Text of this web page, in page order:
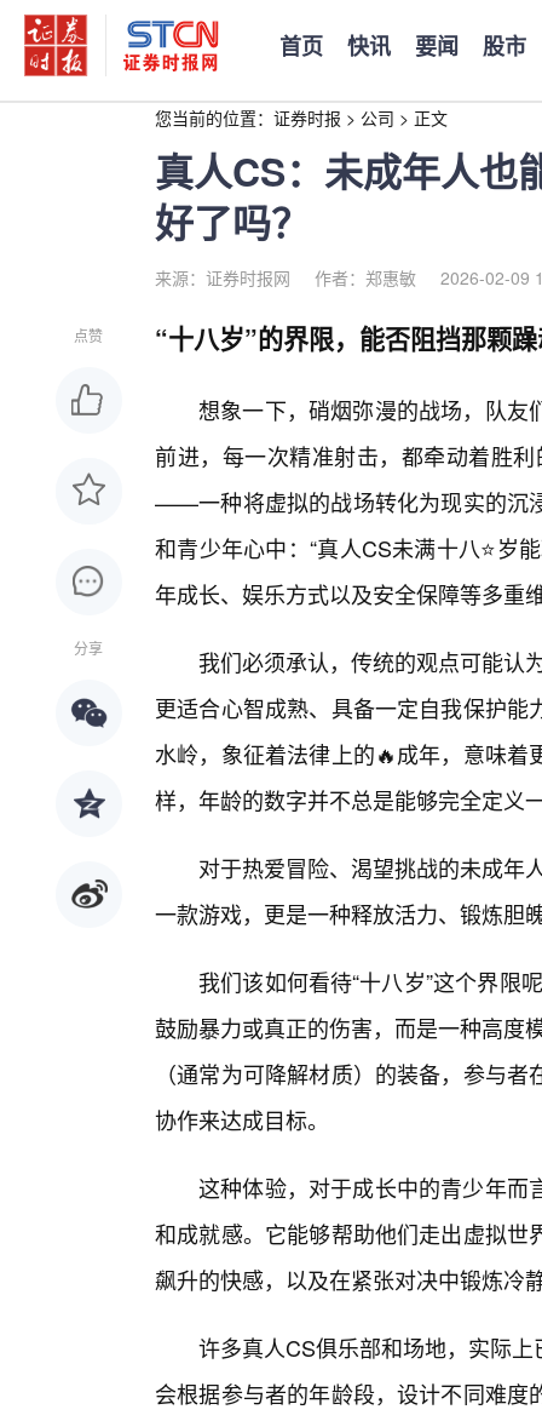
首页 快讯 要闻 股市
您当前的位置： 证券时报 > 公司 > 正文
真人CS：未成年人也
好了吗？
来源：证券时报网 作者：郑惠敏 2026-02-09
点赞
分享
“十八岁”的界限，能否阻挡那颗
想象一下，硝烟弥漫的战场，队友
前进，每一次精准射击，都牵动着胜
——一种将虚拟的战场转化为现实的沉
和青少年心中：“真人CS未满十八⭐岁
年成长、娱乐方式以及安全保障等多重
我们必须承认，传统的观点可能认
更适合心智成熟、具备一定自我保护
水岭，象征着法律上的🔥成年，意味
样，年龄的数字并不总是能够完全定义
对于热爱冒险、渴望挑战的未成年
一款游戏，更是一种释放活力、锻炼胆
我们该如何看待“十八岁”这个界限
鼓励暴力或真正的伤害，而是一种高度
（通常为可降解材质）的装备，参与
协作来达成目标。
这种体验，对于成长中的青少年而
和成就感。它能够帮助他们走出虚拟
飙升的快感，以及在紧张对决中锻炼冷
许多真人CS俱乐部和场地，实际
会根据参与者的年龄段，设计不同难